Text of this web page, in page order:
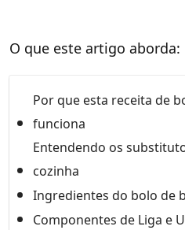
O que este artigo aborda:
Por que esta receita de
funciona
Entendendo os
cozinha
Ingredientes do bolo de
Componentes de Liga e